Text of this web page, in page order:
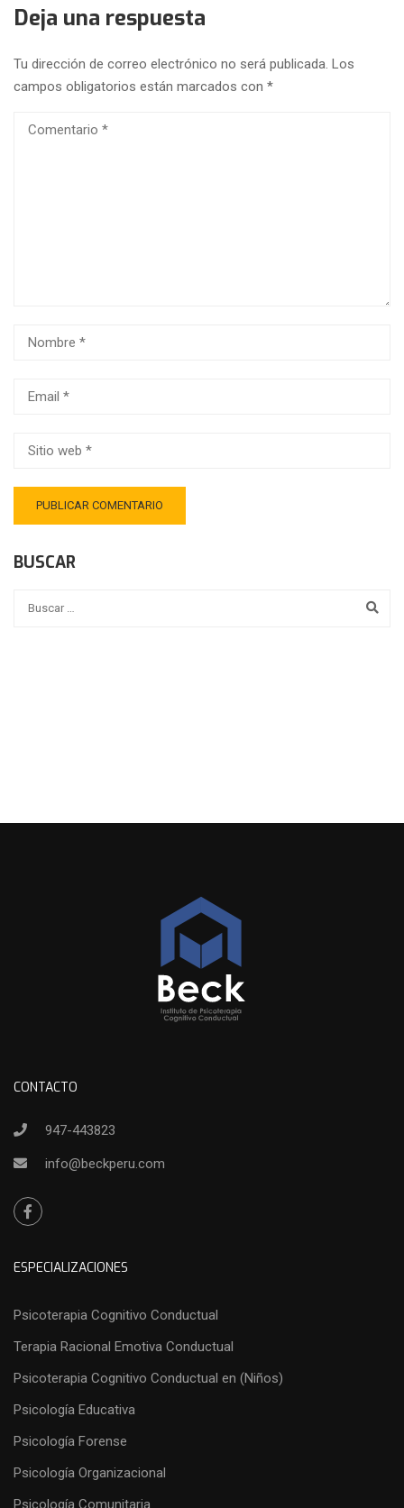
Deja una respuesta
Tu dirección de correo electrónico no será publicada. Los
campos obligatorios están marcados con *
BUSCAR
CONTACTO
947-443823
info@beckperu.com
ESPECIALIZACIONES
Psicoterapia Cognitivo Conductual
Terapia Racional Emotiva Conductual
Psicoterapia Cognitivo Conductual en (Niños)
Psicología Educativa
Psicología Forense
Psicología Organizacional
Psicología Comunitaria